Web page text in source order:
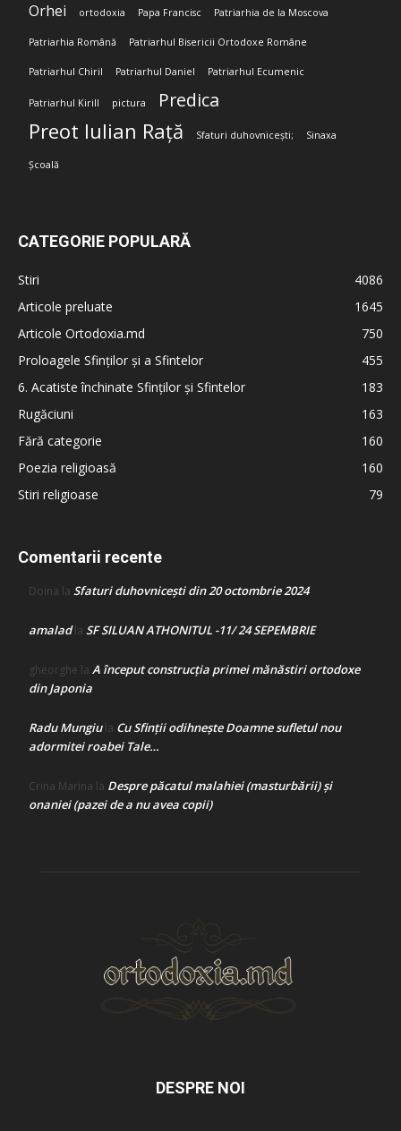
Orhei ortodoxia Papa Francisc Patriarhia de la Moscova
Patriarhia Română Patriarhul Bisericii Ortodoxe Române
Patriarhul Chiril Patriarhul Daniel Patriarhul Ecumenic
Patriarhul Kirill pictura Predica
Preot Iulian Rață Sfaturi duhovnicești; Sinaxa
Școală
CATEGORIE POPULARĂ
Stiri
4086
Articole preluate
1645
Articole Ortodoxia.md
750
Proloagele Sfinților și a Sfintelor
455
6. Acatiste închinate Sfinților și Sfintelor
183
Rugăciuni
163
Fără categorie
160
Poezia religioasă
160
Stiri religioase
79
Comentarii recente
Doina la Sfaturi duhovnicești din 20 octombrie 2024
amaladla SF SILUAN ATHONITUL -11/ 24 SEPEMBRIE
gheorghe la A început construcţia primei mănăstiri ortodoxe
din Japonia
Radu Mungiula Cu Sfinții odihnește Doamne sufletul nou
adormitei roabei Tale…
Crina Marina la Despre păcatul malahiei (masturbării) şi
onaniei (pazei de a nu avea copii)
DESPRE NOI